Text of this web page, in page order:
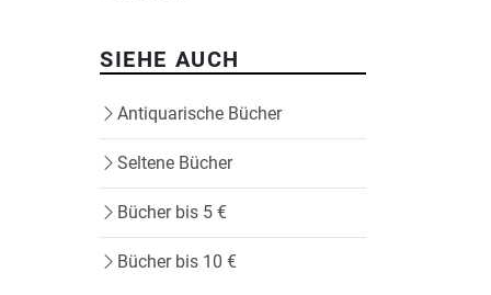
SIEHE AUCH
Antiquarische Bücher
Seltene Bücher
Bücher bis 5 €
Bücher bis 10 €